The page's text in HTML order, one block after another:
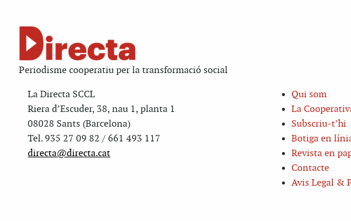
Periodisme cooperatiu per la transformació social
La Directa SCCL
Riera d’Escuder, 38, nau 1, planta 1
08028 Sants (Barcelona)
Tel. 935 27 09 82 / 661 493 117
directa@directa.cat
Qui som
La
Subscriu-t’hi
Botiga en
Revista en
Contacte
Avis Legal &